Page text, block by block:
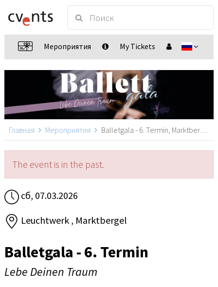
Мероприятия My Tickets
Главная Мероприятия Balletgala - 6. Termin, Marktbergel
The event is in the past.
сб, 07.03.2026
Leuchtwerk , Marktbergel
Balletgala - 6. Termin
Lebe Deinen Traum